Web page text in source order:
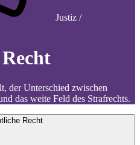
Justiz /
der Unterschied zwischen
das weite Feld des Strafrechts.
Recht